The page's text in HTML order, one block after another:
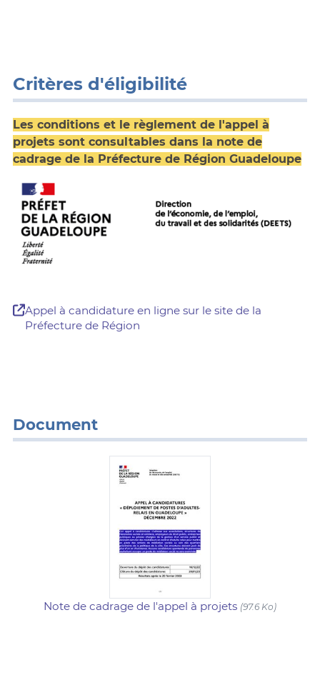
Critères d'éligibilité
Les conditions et le règlement de l'appel à
projets sont consultables dans la note de
cadrage de la Préfecture de Région Guadeloupe
Appel à candidature en ligne sur le site de la
Préfecture de Région
Document
Note de cadrage de l'appel à projets (97.6 Ko)